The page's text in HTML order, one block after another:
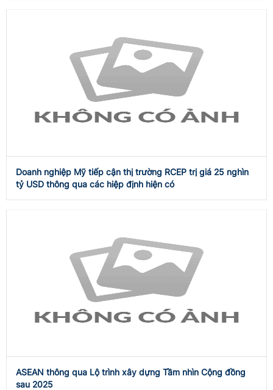
Doanh nghiệp Mỹ tiếp cận thị trường RCEP trị giá 25 nghìn
tỷ USD thông qua các hiệp định hiện có
ASEAN thông qua Lộ trình xây dựng Tầm nhìn Cộng đồng
sau 2025